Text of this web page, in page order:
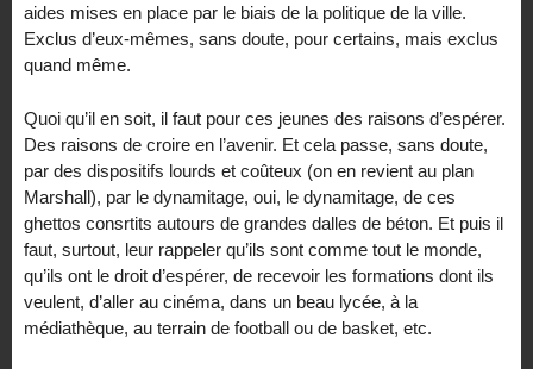
aides mises en place par le biais de la politique de la ville.
Exclus d’eux-mêmes, sans doute, pour certains, mais exclus
quand même.
Quoi qu’il en soit, il faut pour ces jeunes des raisons d’espérer.
Des raisons de croire en l’avenir. Et cela passe, sans doute,
par des dispositifs lourds et coûteux (on en revient au plan
Marshall), par le dynamitage, oui, le dynamitage, de ces
ghettos consrtits autours de grandes dalles de béton. Et puis il
faut, surtout, leur rappeler qu’ils sont comme tout le monde,
qu’ils ont le droit d’espérer, de recevoir les formations dont ils
veulent, d’aller au cinéma, dans un beau lycée, à la
médiathèque, au terrain de football ou de basket, etc.